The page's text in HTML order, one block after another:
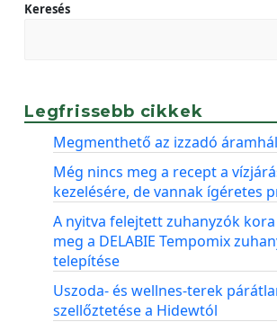
Keresés
Legfrissebb cikkek
Megmenthető az izzadó
Még nincs meg a recept a
kezelésére, de vannak ígéretes
A nyitva felejtett zuhanyzók
meg a DELABIE Tempomix
telepítése
Uszoda- és wellnes-terek
szellőztetése a Hidewtól